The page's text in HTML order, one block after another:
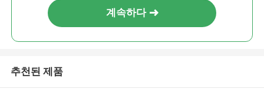
계속하다
추천된 제품